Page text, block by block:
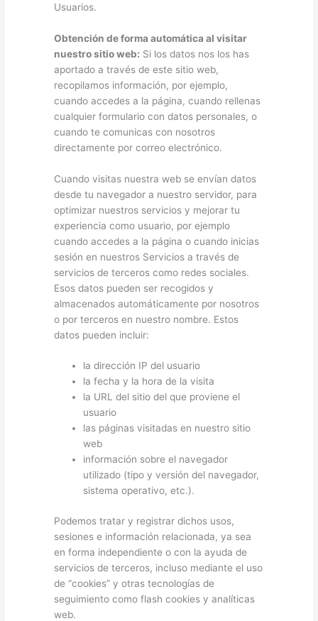
Usuarios.
Obtención de forma automática al visitar
nuestro sitio web: Si los datos nos los has
aportado a través de este sitio web,
recopilamos información, por ejemplo,
cuando accedes a la página, cuando rellenas
cualquier formulario con datos personales, o
cuando te comunicas con nosotros
directamente por correo electrónico.
Cuando visitas nuestra web se envían datos
desde tu navegador a nuestro servidor, para
optimizar nuestros servicios y mejorar tu
experiencia como usuario, por ejemplo
cuando accedes a la página o cuando inicias
sesión en nuestros Servicios a través de
servicios de terceros como redes sociales.
Esos datos pueden ser recogidos y
almacenados automáticamente por nosotros
o por terceros en nuestro nombre. Estos
datos pueden incluir:
la dirección IP del usuario
la fecha y la hora de la visita
la URL del sitio del que proviene el
usuario
las páginas visitadas en nuestro sitio
web
información sobre el navegador
utilizado (tipo y versión del navegador,
sistema operativo, etc.).
Podemos tratar y registrar dichos usos,
sesiones e información relacionada, ya sea
en forma independiente o con la ayuda de
servicios de terceros, incluso mediante el uso
de “cookies” y otras tecnologías de
seguimiento como flash cookies y analíticas
web.